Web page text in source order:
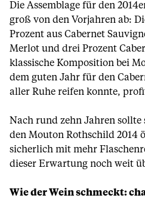
Die Assemblage für den
groß von den Vorjahren ab:
Prozent aus Cabernet
Merlot und drei Prozent
klassische Komposition bei
dem guten Jahr für den
aller Ruhe reifen konnte,
Nach rund zehn Jahren
den Mouton Rothschild 2014
sicherlich mit mehr
dieser Erwartung noch weit
Wie der Wein schmeckt: